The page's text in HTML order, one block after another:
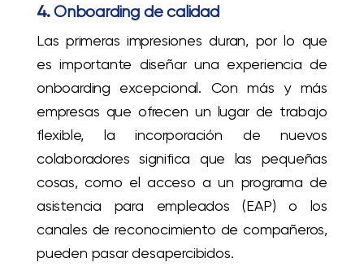
4.Onboarding de calidad
Las primeras impresiones duran, por lo que
es importante diseñar una experiencia de
onboarding excepcional. Con más y más
empresas que ofrecen un lugar de trabajo
flexible, la incorporación de nuevos
colaboradores significa que las pequeñas
cosas, como el acceso a un programa de
asistencia para empleados (EAP) o los
canales de reconocimiento de compañeros,
pueden pasar desapercibidos.